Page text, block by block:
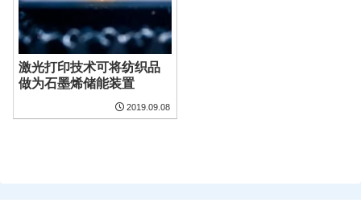
激光打印技术可将纺织品
做为石墨烯储能装置
2019.09.08